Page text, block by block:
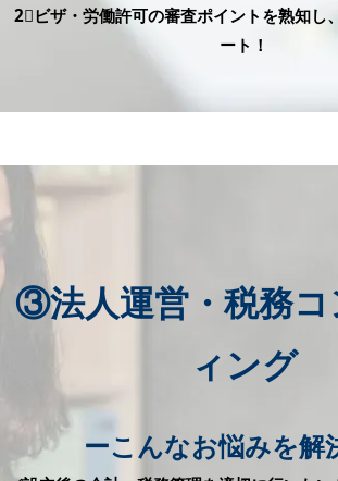
2⃣ビザ・労働許可の審査ポイントを熟知し
ート！
③法人運営・税務コ
ィング
ーこんなお悩みを解